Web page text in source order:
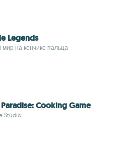
Legends
мир на кончике пальца
Cooking Game
Studio